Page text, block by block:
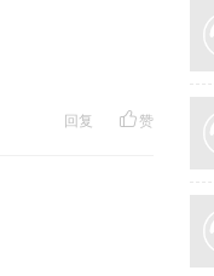
回复 赞